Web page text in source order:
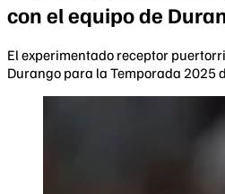
con el equipo de
El experimentado receptor
Durango para la Temporada 2025